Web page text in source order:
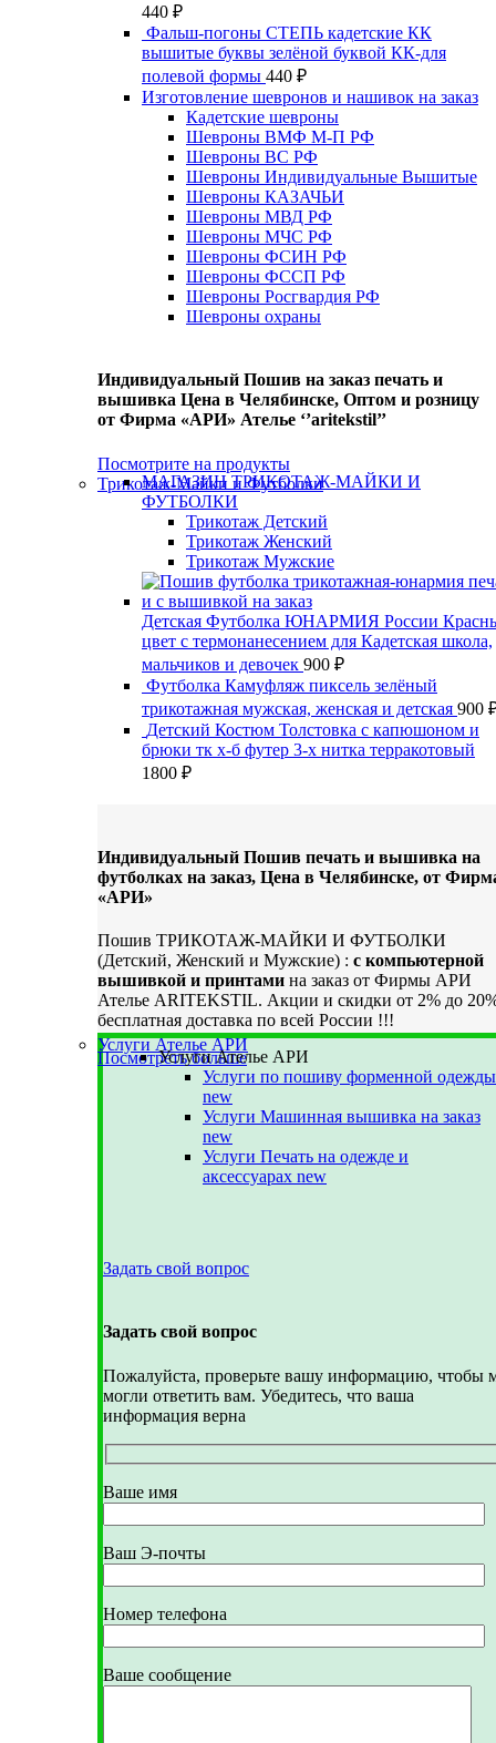
440 ₽
Фальш-погоны СТЕПЬ кадетские КК
вышитые буквы зелёной буквой КК-для
полевой формы 440 ₽
Изготовление шевронов и нашивок на заказ
Кадетские шевроны
Шевроны ВМФ М-П РФ
Шевроны ВС РФ
Шевроны Индивидуальные Вышитые
Шевроны КАЗАЧЬИ
Шевроны МВД РФ
Шевроны МЧС РФ
Шевроны ФСИН РФ
Шевроны ФССП РФ
Шевроны Росгвардия РФ
Шевроны охраны
Индивидуальный Пошив на заказ печать и
вышивка Цена в Челябинске, Оптом и розницу
от Фирма «АРИ» Ателье ‘’aritekstil’’
Посмотрите на продукты
Трикотаж-Майки и Футболки
МАГАЗИН ТРИКОТАЖ-МАЙКИ И
ФУТБОЛКИ
Трикотаж Детский
Трикотаж Женский
Трикотаж Мужские
Детская Футболка ЮНАРМИЯ России
цвет с термонанесением для Кадетская школа,
мальчиков и девочек 900 ₽
Футболка Камуфляж пиксель зелёный
трикотажная мужская, женская и детская 900
Детский Костюм Толстовка с капюшоном и
брюки тк х-б футер 3-х нитка терракотовый
1800 ₽
Индивидуальный Пошив печать и вышивка на
футболках на заказ, Цена в Челябинске, от
«АРИ»
Пошив ТРИКОТАЖ-МАЙКИ И ФУТБОЛКИ
(Детский, Женский и Мужские) : с компьютерной
вышивкой и принтами на заказ от Фирмы АРИ
Ателье ARITEKSTIL. Акции и скидки от 2% до
бесплатная доставка по всей России !!!
Посмотреть больше
Услуги Ателье АРИ
Услуги Ателье АРИ
Услуги по пошиву форменной одежды
new
Услуги Машинная вышивка на заказ
new
Услуги Печать на одежде и
аксессуарах new
Задать свой вопрос
Задать свой вопрос
Пожалуйста, проверьте вашу информацию, чтобы
могли ответить вам. Убедитесь, что ваша
информация верна
Ваше имя
Ваш Э-почты
Номер телефона
Ваше сообщение